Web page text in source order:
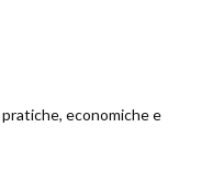
economiche e